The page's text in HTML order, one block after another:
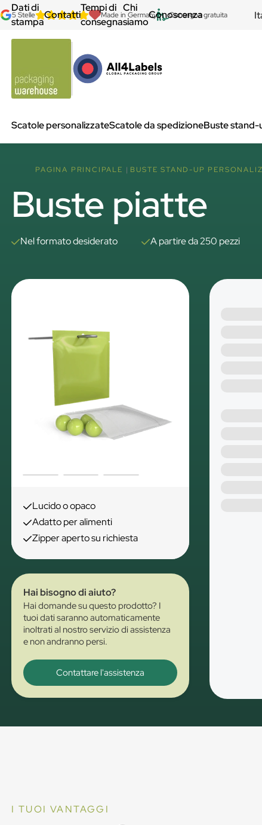
5 Stelle Made in Germany Consegna gratuita
Scatole personalizzateScatole da spedizioneBuste stand-
Dati di
stampa
Contatti
Tempi di
consegna
Chi
siamo
Conoscenza
PAGINA PRINCIPALE BUSTE STAND-UP
Buste piatte
Nel formato desiderato A partire da 250 pezzi
Lucido o opaco
Adatto per alimenti
Zipper aperto su richiesta
Hai bisogno di aiuto?
Hai domande su questo prodotto? I
tuoi dati saranno automaticamente
inoltrati al nostro servizio di assistenza
e non andranno persi.
Contattare l'assistenza
I TUOI VANTAGGI